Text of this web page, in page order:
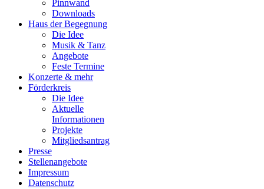
Pinnwand
Downloads
Haus der Begegnung
Die Idee
Musik & Tanz
Angebote
Feste Termine
Konzerte & mehr
Förderkreis
Die Idee
Aktuelle
Informationen
Projekte
Mitgliedsantrag
Presse
Stellenangebote
Impressum
Datenschutz